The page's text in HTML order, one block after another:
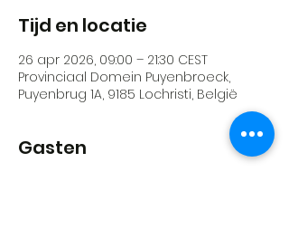
Tijd en locatie
26 apr 2026, 09:00 – 21:30 CEST
Provinciaal Domein Puyenbroeck,
Puyenbrug 1A, 9185 Lochristi, België
Gasten